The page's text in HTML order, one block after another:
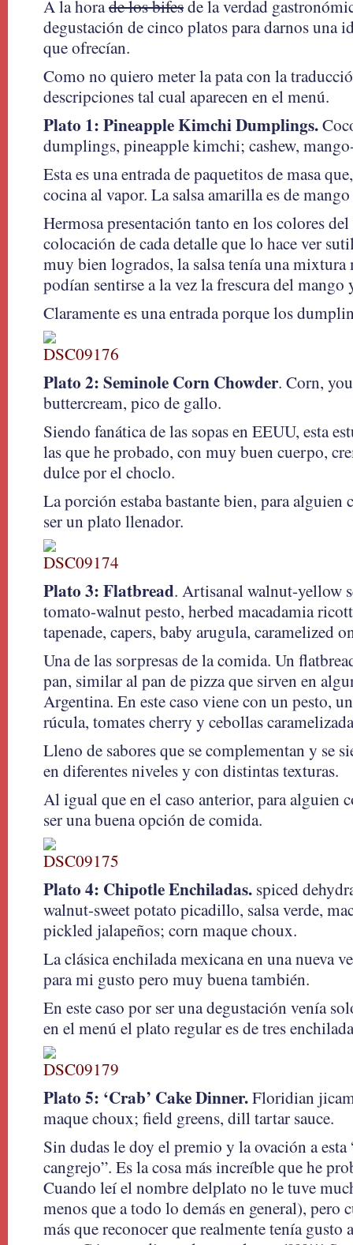
A la horade los bifesde la verdad
degustación de cinco platos para darnos una
que ofrecían.
Como no quiero meter la pata con la
descripciones tal cual aparecen en el menú.
Plato 1: Pineapple Kimchi Dumplings.
dumplings, pineapple kimchi; cashew,
Esta es una entrada de paquetitos de masa
cocina al vapor. La salsa amarilla es de
Hermosa presentación tanto en los colores
colocación de cada detalle que lo hace ver
muy bien logrados, la salsa tenía una
podían sentirse a la vez la frescura del
Claramente es una entrada porque los
Plato 2: Seminole Corn Chowder. Corn,
buttercream, pico de gallo.
Siendo fanática de las sopas en EEUU, esta
las que he probado, con muy buen cuerpo,
dulce por el choclo.
La porción estaba bastante bien, para alguien
ser un plato llenador.
Plato 3: Flatbread. Artisanal walnut-yellow
tomato-walnut pesto, herbed macadamia
tapenade, capers, baby arugula, caramelized
Una de las sorpresas de la comida. Un
pan, similar al pan de pizza que sirven en
Argentina. En este caso viene con un pesto,
rúcula, tomates cherry y cebollas
Lleno de sabores que se complementan y se
en diferentes niveles y con distintas texturas.
Al igual que en el caso anterior, para alguien
ser una buena opción de comida.
Plato 4: Chipotle Enchiladas. spiced
walnut-sweet potato picadillo, salsa verde,
pickled jalapeños; corn maque choux.
La clásica enchilada mexicana en una nueva
para mi gusto pero muy buena también.
En este caso por ser una degustación venía
en el menú el plato regular es de tres
Plato 5: ‘Crab’ Cake Dinner.Floridian
maque choux; field greens, dill tartar sauce.
Sin dudas le doy el premio y la ovación a
cangrejo”. Es la cosa más increíble que he
Cuando leí el nombre delplato no le tuve
menos que a todo lo demás en general), pero
más que reconocer que realmente tenía gusto